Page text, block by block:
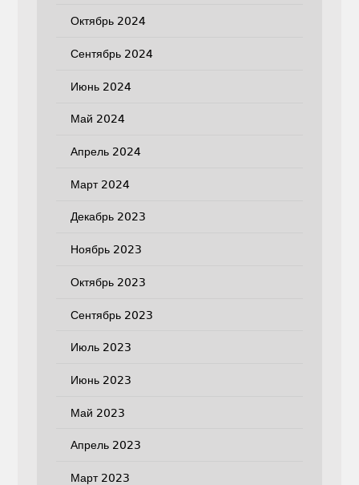
Октябрь 2024
Сентябрь 2024
Июнь 2024
Май 2024
Апрель 2024
Март 2024
Декабрь 2023
Ноябрь 2023
Октябрь 2023
Сентябрь 2023
Июль 2023
Июнь 2023
Май 2023
Апрель 2023
Март 2023